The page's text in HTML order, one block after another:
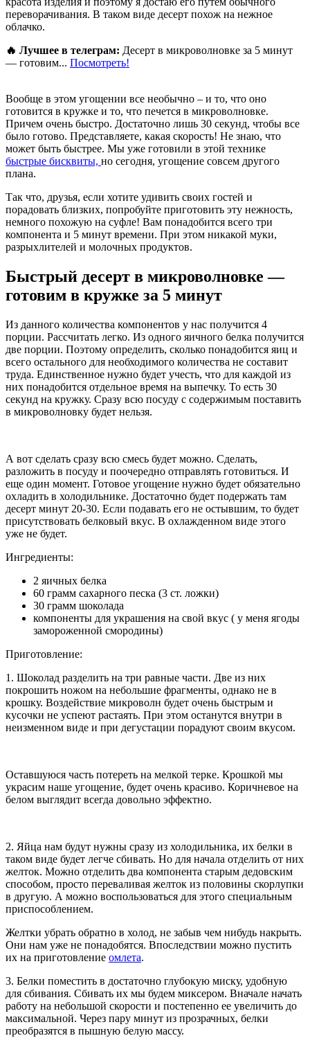
переворачивания. В таком виде десерт похож на нежное
облачко.
🔥 Лучшее в телеграм: Десерт в микроволновке за 5 минут
— готовим... Посмотреть!
Вообще в этом угощении все необычно – и то, что оно
готовится в кружке и то, что печется в микроволновке.
Причем очень быстро. Достаточно лишь 30 секунд, чтобы все
было готово. Представляете, какая скорость! Не знаю, что
может быть быстрее. Мы уже готовили в этой технике
быстрые бисквиты, но сегодня, угощение совсем другого
плана.
Так что, друзья, если хотите удивить своих гостей и
порадовать близких, попробуйте приготовить эту нежность,
немного похожую на суфле! Вам понадобится всего три
компонента и 5 минут времени. При этом никакой муки,
разрыхлителей и молочных продуктов.
Быстрый десерт в микроволновке —
готовим в кружке за 5 минут
Из данного количества компонентов у нас получится 4
порции. Рассчитать легко. Из одного яичного белка получится
две порции. Поэтому определить, сколько понадобится яиц и
всего остального для необходимого количества не составит
труда. Единственное нужно будет учесть, что для каждой из
них понадобится отдельное время на выпечку. То есть 30
секунд на кружку. Сразу всю посуду с содержимым поставить
в микроволновку будет нельзя.
А вот сделать сразу всю смесь будет можно. Сделать,
разложить в посуду и поочередно отправлять готовиться. И
еще один момент. Готовое угощение нужно будет обязательно
охладить в холодильнике. Достаточно будет подержать там
десерт минут 20-30. Если подавать его не остывшим, то будет
присутствовать белковый вкус. В охлажденном виде этого
уже не будет.
Ингредиенты:
2 яичных белка
60 грамм сахарного песка (3 ст. ложки)
30 грамм шоколада
компоненты для украшения на свой вкус ( у меня ягоды
замороженной смородины)
Приготовление:
1. Шоколад разделить на три равные части. Две из них
покрошить ножом на небольшие фрагменты, однако не в
крошку. Воздействие микроволн будет очень быстрым и
кусочки не успеют растаять. При этом останутся внутри в
неизменном виде и при дегустации порадуют своим вкусом.
Оставшуюся часть потереть на мелкой терке. Крошкой мы
украсим наше угощение, будет очень красиво. Коричневое на
белом выглядит всегда довольно эффектно.
2. Яйца нам будут нужны сразу из холодильника, их белки в
таком виде будет легче сбивать. Но для начала отделить от них
желток. Можно отделить два компонента старым дедовским
способом, просто переваливая желток из половины скорлупки
в другую. А можно воспользоваться для этого специальным
приспособлением.
Желтки убрать обратно в холод, не забыв чем нибудь накрыть.
Они нам уже не понадобятся. Впоследствии можно пустить
их на приготовление омлета.
3. Белки поместить в достаточно глубокую миску, удобную
для сбивания. Сбивать их мы будем миксером. Вначале начать
работу на небольшой скорости и постепенно ее увеличить до
максимальной. Через пару минут из прозрачных, белки
преобразятся в пышную белую массу.